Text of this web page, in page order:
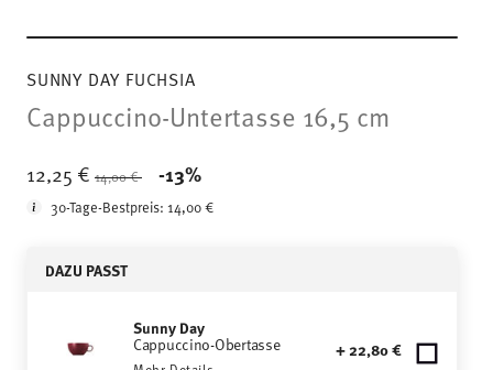
SUNNY DAY FUCHSIA
Cappuccino-Untertasse 16,5 cm
12,25 € Price reduced from
14,00 € -13%
30-Tage-Bestpreis:14,00 €
DAZU PASST
Sunny Day
Cappuccino-Obertasse + 22,80 €